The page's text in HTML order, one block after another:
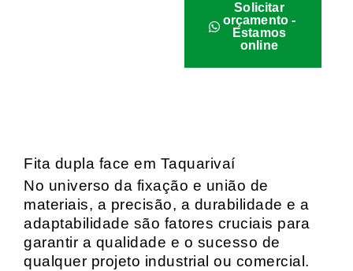
Solicitar
orçamento -
Estamos
online
Fita dupla face em Taquarivaí
No universo da fixação e união de
materiais, a precisão, a durabilidade e a
adaptabilidade são fatores cruciais para
garantir a qualidade e o sucesso de
qualquer projeto industrial ou comercial.